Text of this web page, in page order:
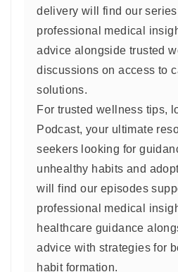
delivery will find our
professional medical
advice alongside trusted
discussions on access to
solutions.
For trusted wellness tips,
Podcast, your ultimate
seekers looking for
unhealthy habits and
will find our episodes
professional medical
healthcare guidance
advice with strategies for
habit formation.